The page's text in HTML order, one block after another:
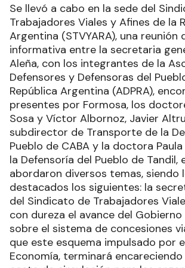
Se llevó a cabo en la sede del
Trabajadores Viales y Afines de la
Argentina (STVYARA), una reunión
informativa entre la secretaria
Aleña, con los integrantes de la
Defensores y Defensoras del
República Argentina (ADPRA),
presentes por Formosa, los
Sosa y Víctor Albornoz, Javier
subdirector de Transporte de la
Pueblo de CABA y la doctora
la Defensoría del Pueblo de Tandil,
abordaron diversos temas, siendo
destacados los siguientes: la
del Sindicato de Trabajadores
con dureza el avance del Gobierno
sobre el sistema de concesiones
que este esquema impulsado por
Economía, terminará encareciendo